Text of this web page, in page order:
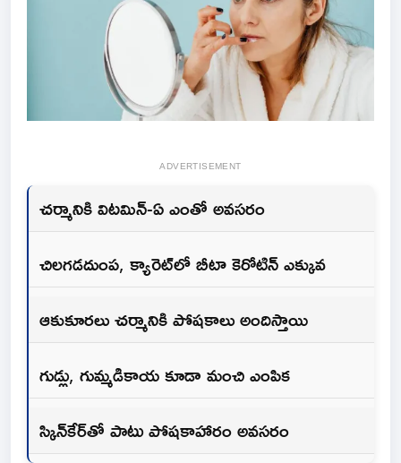
ADVERTISEMENT
చర్మానికి విటమిన్‌-ఏ ఎంతో అవసరం
చిలగడదుంప, క్యారెట్‌లో బీటా కెరోటిన్‌ ఎక్కువ
ఆకుకూరలు చర్మానికి పోషకాలు అందిస్తాయి
గుడ్లు, గుమ్మడికాయ కూడా మంచి ఎంపిక
స్కిన్‌కేర్‌తో పాటు పోషకాహారం అవసరం